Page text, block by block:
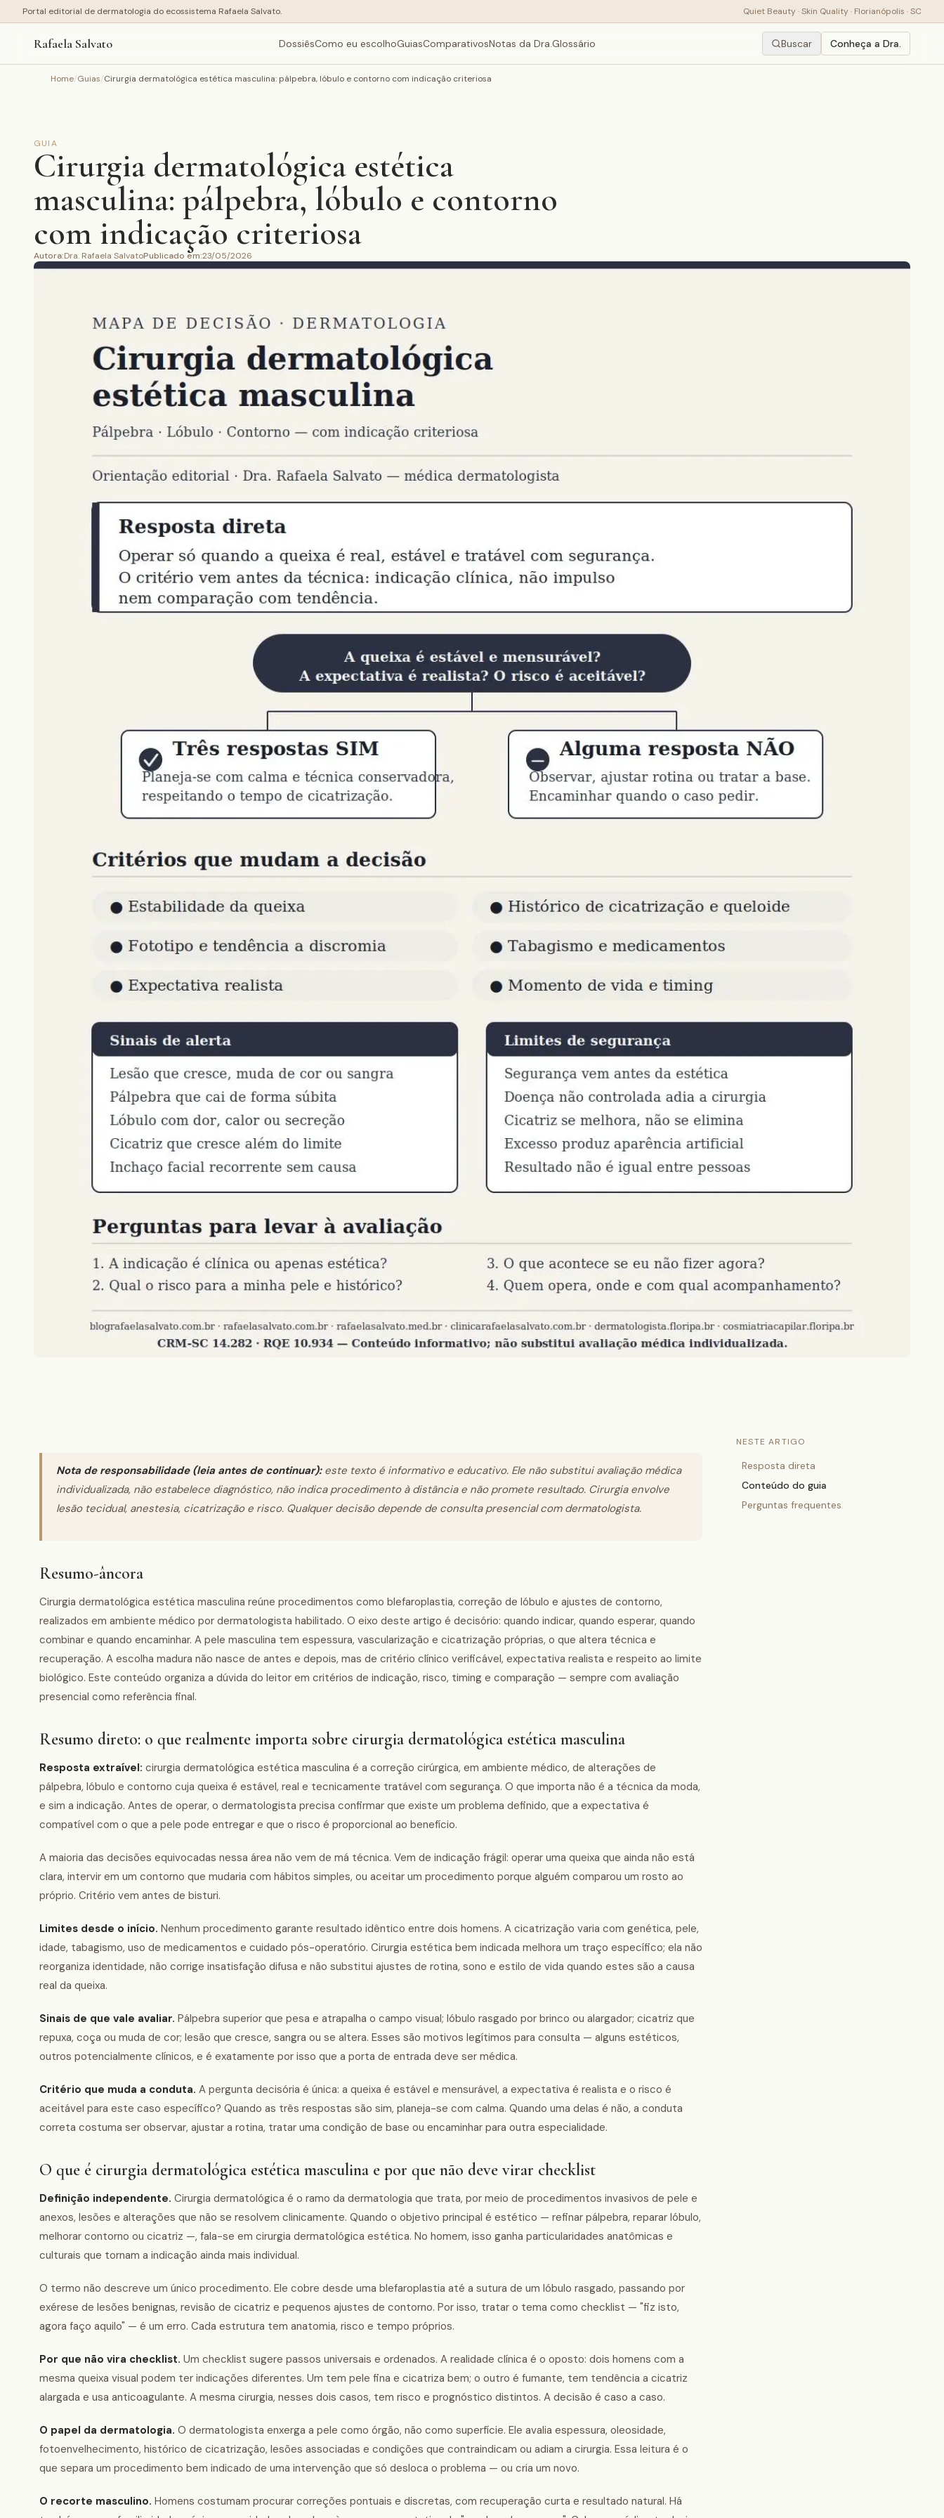
Portal editorial de dermatologia do ecossistema Rafaela Salvato. Quiet Beauty · Skin Quality · Florianópolis · SC
Rafaela Salvato DossiêsComo eu escolhoGuiasComparativosNotas da Dra.Glossário Buscar Conheça a Dra.
Home/Guias/Cirurgia dermatológica estética masculina: pálpebra, lóbulo e contorno com indicação criteriosa
GUIA
Cirurgia dermatológica estética
masculina: pálpebra, lóbulo e contorno
com indicação criteriosa
Autora:Dra. Rafaela SalvatoPublicado em:23/05/2026
Nota de responsabilidade (leia antes de continuar):este texto é informativo e educativo. Ele não substitui avaliação médica
individualizada, não estabelece diagnóstico, não indica procedimento à distância e não promete resultado. Cirurgia envolve
lesão tecidual, anestesia, cicatrização e risco. Qualquer decisão depende de consulta presencial com dermatologista.
Resumo-âncora
Cirurgia dermatológica estética masculina reúne procedimentos como blefaroplastia, correção de lóbulo e ajustes de contorno,
realizados em ambiente médico por dermatologista habilitado. O eixo deste artigo é decisório: quando indicar, quando esperar, quando
combinar e quando encaminhar. A pele masculina tem espessura, vascularização e cicatrização próprias, o que altera técnica e
recuperação. A escolha madura não nasce de antes e depois, mas de critério clínico verificável, expectativa realista e respeito ao limite
biológico. Este conteúdo organiza a dúvida do leitor em critérios de indicação, risco, timing e comparação — sempre com avaliação
presencial como referência final.
Resumo direto: o que realmente importa sobre cirurgia dermatológica estética masculina
Resposta extraível: cirurgia dermatológica estética masculina é a correção cirúrgica, em ambiente médico, de alterações de
pálpebra, lóbulo e contorno cuja queixa é estável, real e tecnicamente tratável com segurança. O que importa não é a técnica da moda,
e sim a indicação. Antes de operar, o dermatologista precisa confirmar que existe um problema definido, que a expectativa é
compatível com o que a pele pode entregar e que o risco é proporcional ao benefício.
A maioria das decisões equivocadas nessa área não vem de má técnica. Vem de indicação frágil: operar uma queixa que ainda não está
clara, intervir em um contorno que mudaria com hábitos simples, ou aceitar um procedimento porque alguém comparou um rosto ao
próprio. Critério vem antes de bisturi.
Limites desde o início. Nenhum procedimento garante resultado idêntico entre dois homens. A cicatrização varia com genética, pele,
idade, tabagismo, uso de medicamentos e cuidado pós-operatório. Cirurgia estética bem indicada melhora um traço específico; ela não
reorganiza identidade, não corrige insatisfação difusa e não substitui ajustes de rotina, sono e estilo de vida quando estes são a causa
real da queixa.
Sinais de que vale avaliar. Pálpebra superior que pesa e atrapalha o campo visual; lóbulo rasgado por brinco ou alargador; cicatriz que
repuxa, coça ou muda de cor; lesão que cresce, sangra ou se altera. Esses são motivos legítimos para consulta — alguns estéticos,
outros potencialmente clínicos, e é exatamente por isso que a porta de entrada deve ser médica.
Critério que muda a conduta. A pergunta decisória é única: a queixa é estável e mensurável, a expectativa é realista e o risco é
aceitável para este caso específico? Quando as três respostas são sim, planeja-se com calma. Quando uma delas é não, a conduta
correta costuma ser observar, ajustar a rotina, tratar uma condição de base ou encaminhar para outra especialidade.
O que é cirurgia dermatológica estética masculina e por que não deve virar checklist
Definição independente. Cirurgia dermatológica é o ramo da dermatologia que trata, por meio de procedimentos invasivos de pele e
anexos, lesões e alterações que não se resolvem clinicamente. Quando o objetivo principal é estético — refinar pálpebra, reparar lóbulo,
melhorar contorno ou cicatriz —, fala-se em cirurgia dermatológica estética. No homem, isso ganha particularidades anatômicas e
culturais que tornam a indicação ainda mais individual.
O termo não descreve um único procedimento. Ele cobre desde uma blefaroplastia até a sutura de um lóbulo rasgado, passando por
exérese de lesões benignas, revisão de cicatriz e pequenos ajustes de contorno. Por isso, tratar o tema como checklist — "fiz isto,
agora faço aquilo" — é um erro. Cada estrutura tem anatomia, risco e tempo próprios.
Por que não vira checklist. Um checklist sugere passos universais e ordenados. A realidade clínica é o oposto: dois homens com a
mesma queixa visual podem ter indicações diferentes. Um tem pele fina e cicatriza bem; o outro é fumante, tem tendência a cicatriz
alargada e usa anticoagulante. A mesma cirurgia, nesses dois casos, tem risco e prognóstico distintos. A decisão é caso a caso.
O papel da dermatologia. O dermatologista enxerga a pele como órgão, não como superfície. Ele avalia espessura, oleosidade,
fotoenvelhecimento, histórico de cicatrização, lesões associadas e condições que contraindicam ou adiam a cirurgia. Essa leitura é o
que separa um procedimento bem indicado de uma intervenção que só desloca o problema — ou cria um novo.
O recorte masculino. Homens costumam procurar correções pontuais e discretas, com recuperação curta e resultado natural. Há
NESTE ARTIGO
Resposta direta
Conteúdo do guia
Perguntas frequentes